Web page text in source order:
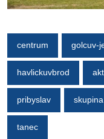
centrum golcuv-
havlickuvbrod
pribyslav skupina
tanec